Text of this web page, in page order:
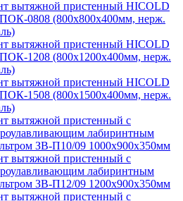
вытяжной пристенный HICOLD
0808 (800х800х400мм, нерж.
вытяжной пристенный HICOLD
1208 (800х1200х400мм, нерж.
вытяжной пристенный HICOLD
1508 (800х1500х400мм, нерж.
вытяжной пристенный с
лабиринтным
ЗВ-П10/09 1000х900х350мм
вытяжной пристенный с
лабиринтным
ЗВ-П12/09 1200х900х350мм
вытяжной пристенный с